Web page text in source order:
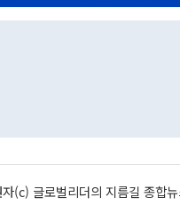
(c) 글로벌리더의 지름길 종합